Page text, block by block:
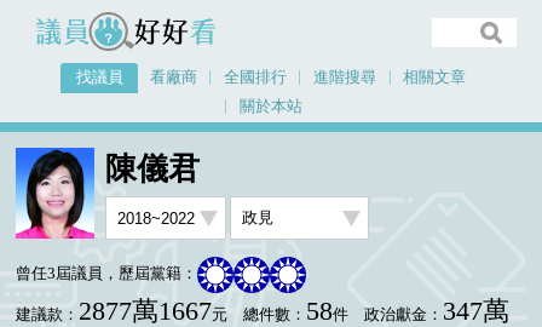
議員好好看
找議員 看廠商 全國排行 進階搜尋
相關文章
關於本站
首頁 找議員
陳儀君
曾任3屆議員，歷屆黨籍：
建議款： 2877萬1667元 總件數： 58件 政治獻金： 347萬